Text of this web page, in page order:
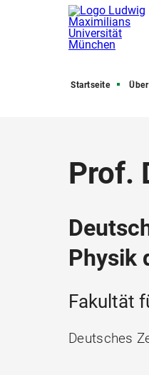
Startseite
Prof.
Physik
Fakultät
Deutsches